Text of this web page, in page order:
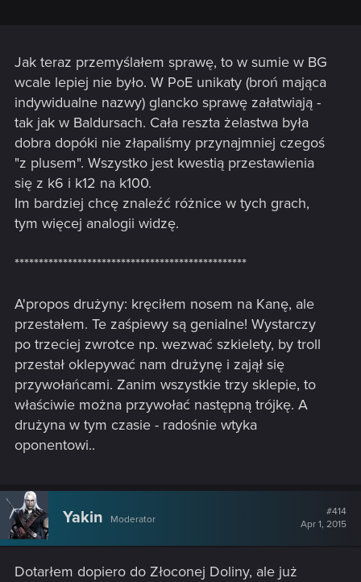
Jak teraz przemyślałem sprawę, to w sumie w BG
wcale lepiej nie było. W PoE unikaty (broń mająca
indywidualne nazwy) glancko sprawę załatwiają -
tak jak w Baldursach. Cała reszta żelastwa była
dobra dopóki nie złapaliśmy przynajmniej czegoś
"z plusem". Wszystko jest kwestią przestawienia
się z k6 i k12 na k100.
Im bardziej chcę znaleźć różnice w tych grach,
tym więcej analogii widzę.
************************************************
A'propos drużyny: kręciłem nosem na Kanę, ale
przestałem. Te zaśpiewy są genialne! Wystarczy
po trzeciej zwrotce np. wezwać szkielety, by troll
przestał oklepywać nam drużynę i zajął się
przywołańcami. Zanim wszystkie trzy sklepie, to
właściwie można przywołać następną trójkę. A
drużyna w tym czasie - radośnie wtyka
oponentowi..
Yakin Moderator
#414
Apr 1, 2015
Dotarłem dopiero do Złoconej Doliny, ale już